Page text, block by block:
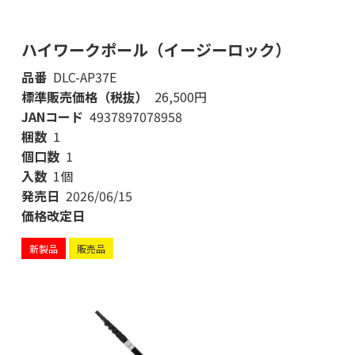
ハイワークポール（イージーロック）
品番 DLC-AP37E
標準販売価格（税抜）
26,500円
JANコード 4937897078958
梱数 1
個口数 1
入数 1個
発売日 2026/06/15
価格改定日
新製品 販売品